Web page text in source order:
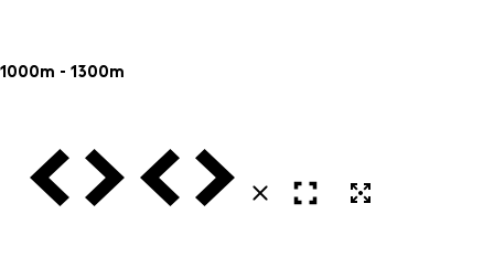
1000m - 1300m
Vorige VolgendeVorige Volgende
SluitenOpen in volledig scherm